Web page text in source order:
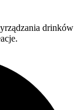
drinków